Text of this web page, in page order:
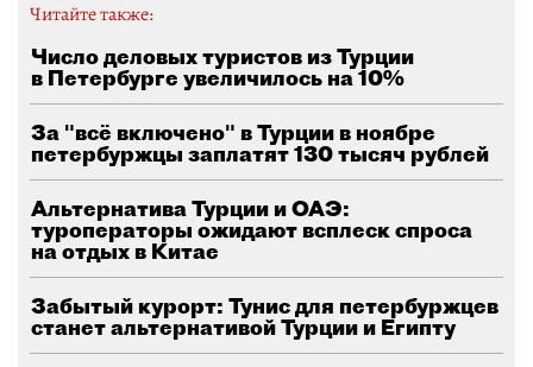
Читайте также:
Число деловых туристов из Турции
в Петербурге увеличилось на 10%
За "всё включено" в Турции в ноябре
петербуржцы заплатят 130 тысяч рублей
Альтернатива Турции и ОАЭ:
туроператоры ожидают всплеск спроса
на отдых в Китае
Забытый курорт: Тунис для петербуржцев
станет альтернативой Турции и Египту